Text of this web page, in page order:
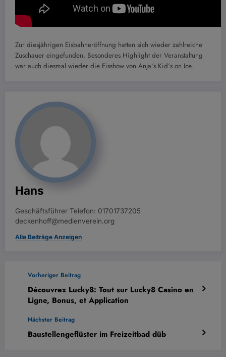
Zur diesjährigen Eisbahneröffnung hatten sich wieder zahlreiche
Zuschauer eingefunden. Besonderes Highlight der Veranstaltung
war auch diesmal wieder die Eisshow von Anja´s Kid´s on Ice.
Hans
Geschäftsführer Telefon: 01701737205
deckenhoff@medienverein.org
Alle Beiträge Anzeigen
Vorheriger Beitrag
Découvrez Lucky8: Tout sur Lucky8 Casino en
Ligne, Bonus, et Application
Nächster Beitrag
Baustellengeflüster im Freizeitbad düb